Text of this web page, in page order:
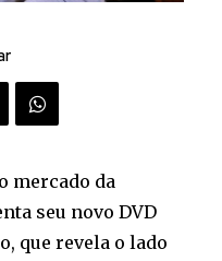
mercado da
seu novo DVD
que revela o lado